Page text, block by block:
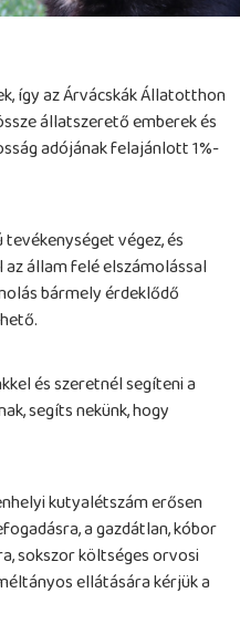
így az Árvácskák Állatotthon
állatszerető emberek és
adójának felajánlott 1%-
végez, és
állam felé elszámolással
bármely érdeklődő
és szeretnél segíteni a
segíts nekünk, hogy
kutyalétszám erősen
a gazdátlan, kóbor
sokszor költséges orvosi
ellátására kérjük a